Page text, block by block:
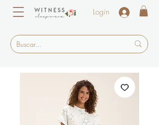
Login